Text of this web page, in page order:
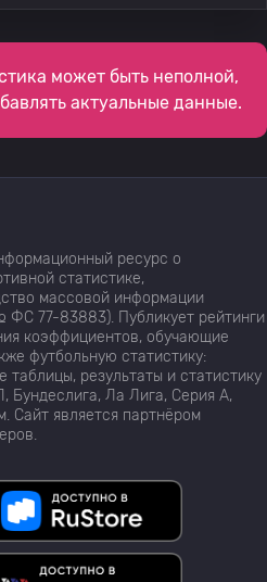
может быть неполной,
актуальные данные.
ресурс о
статистике,
массовой информации
77-83883). Публикует рейтинги
коэффициентов, обучающие
футбольную статистику:
таблицы, результаты и статистику
Ла Лига, Серия А,
Сайт является партнёром